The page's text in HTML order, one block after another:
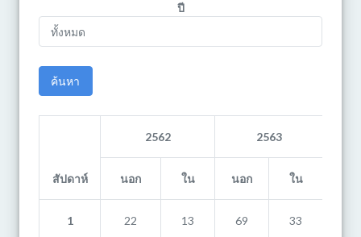
ปี
สัปดาห์
2562 2563
นอก ใน นอก ใน
1 22 13 69 33